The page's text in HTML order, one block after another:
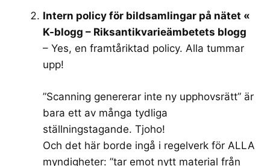
Intern policy för bildsamlingar på nätet «
K-blogg – Riksantikvarieämbetets blogg
– Yes, en framtåriktad policy. Alla tummar
upp!
”Scanning genererar inte ny upphovsrätt” är
bara ett av många tydliga
ställningstagande. Tjoho!
Och det här borde ingå i regelverk för ALLA
myndigheter: ”tar emot nytt material från